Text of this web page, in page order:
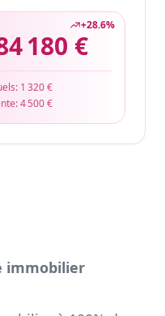
+28.6%
180 €
1 320 €
4 500 €
immobilier